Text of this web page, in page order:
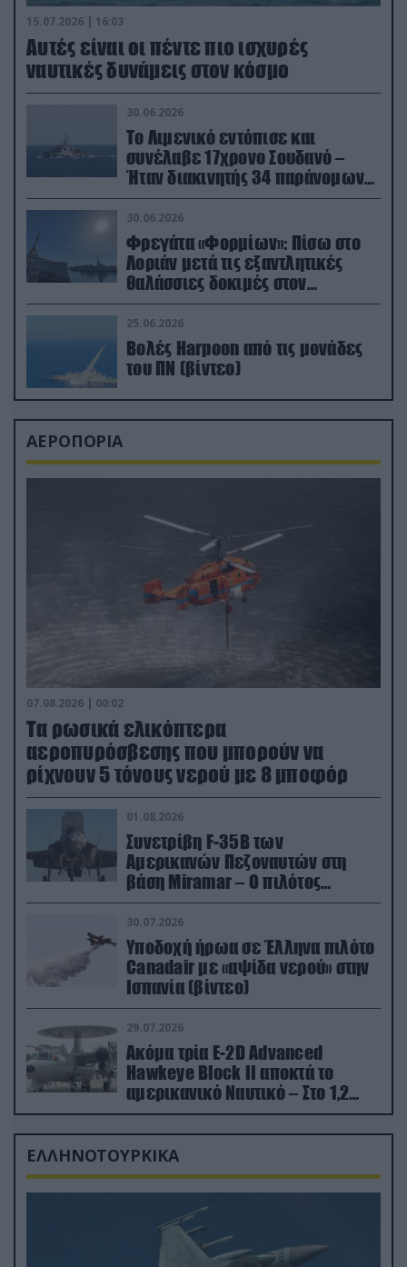
15.07.2026 | 16:03
Aυτές είναι οι πέντε πιο ισχυρές
ναυτικές δυνάμεις στον κόσμο
30.06.2026
Το Λιμενικό εντόπισε και
συνέλαβε 17χρονο Σουδανό –
Ήταν διακινητής 34 παράνομων
μεταναστών
30.06.2026
Φρεγάτα «Φορμίων»: Πίσω στο
Λοριάν μετά τις εξαντλητικές
θαλάσσιες δοκιμές στον
απαιτητικό Βισκαϊκό
25.06.2026
Βολές Harpoon από τις μονάδες
του ΠΝ (βίντεο)
ΑΕΡΟΠΟΡΙΑ
07.08.2026 | 00:02
Τα ρωσικά ελικόπτερα
αεροπυρόσβεσης που μπορούν να
ρίχνουν 5 τόνους νερού με 8 μποφόρ
01.08.2026
Συνετρίβη F-35B των
Αμερικανών Πεζοναυτών στη
βάση Miramar – Ο πιλότος
εκτινάχθηκε εγκαίρως
30.07.2026
Υποδοχή ήρωα σε Έλληνα πιλότο
Canadair με «αψίδα νερού» στην
Ισπανία (βίντεο)
29.07.2026
Ακόμα τρία E-2D Advanced
Hawkeye Block II αποκτά το
αμερικανικό Ναυτικό – Στο 1,2
δισ.δολάρια το κόστος
ΕΛΛΗΝΟΤΟΥΡΚΙΚΑ